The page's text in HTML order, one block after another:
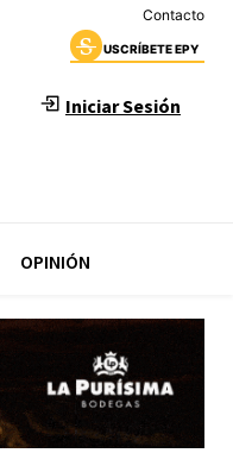
Contacto
USCRÍBETE EPY
Iniciar Sesión
OPINIÓN